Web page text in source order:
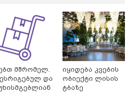
წელს დასასრულებელი
68% გაყიდულია - კვლევა
მხრივ დენი ძვირდება, მისი
მშრომელ.
და
იყიდება კვების
ობიექტი ლისის
ტბაზე